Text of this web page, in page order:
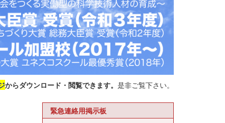
からダウンロード・閲覧できます。 是非ご覧下さい。
緊急連絡用掲示板